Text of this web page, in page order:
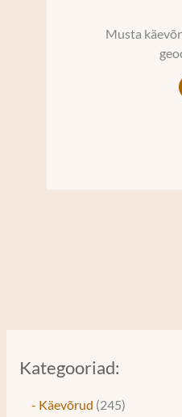
Kategooriad:
- Käevõrud 245
Musta